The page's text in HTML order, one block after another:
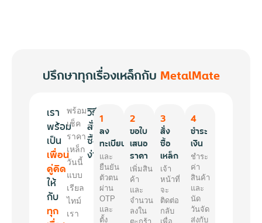
ปรึกษาทุกเรื่องเหล็กกับ MetalMate
เรา
พร้อม
เป็น
เพื่อน
คู่คิด
ให้
กับ
ทุก
พร้อม
เช็ค
ราคา
เหล็ก
วันนี้
แบบ
เรียล
ไทม์
เรา
วิธี
สั่ง
ซื้อ
ง่ายๆ
1
ลง
ทะเบียน
และ
ยืนยัน
ตัวตน
ผ่าน
OTP
และ
ตั้ง
2
ขอใบ
เสนอ
ราคา
เพิ่มสิน
ค้า
และ
จำนวน
ลงใน
3
สั่ง
ซื้อ
เหล็ก
เจ้า
หน้าที่
จะ
ติดต่อ
กลับ
4
ชำระ
เงิน
ชำระ
ค่า
สินค้า
และ
นัด
วันจัด
ส่งกับ